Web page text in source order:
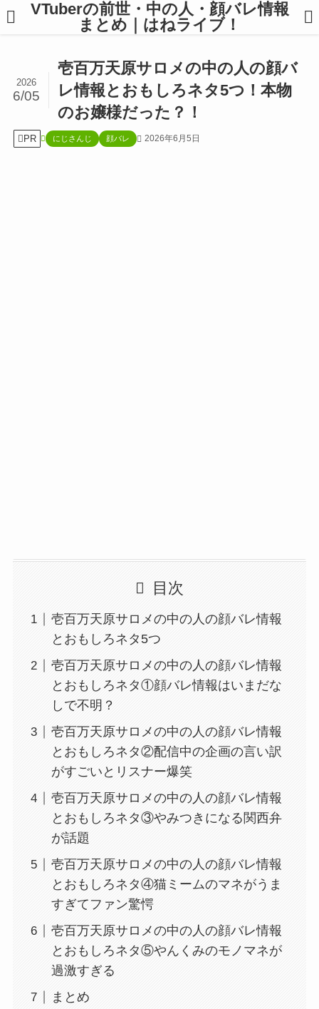
VTuberの前世・中の人・顔バレ情報
まとめ｜はねライブ！
壱百万天原サロメの中の人の顔バ
レ情報とおもしろネタ5つ！本物
のお嬢様だった？！
2026
6/05
PR にじさんじ 顔バレ 2026年6月5日
目次
壱百万天原サロメの中の人の顔バレ情報
とおもしろネタ5つ
壱百万天原サロメの中の人の顔バレ情報
とおもしろネタ①顔バレ情報はいまだな
しで不明？
壱百万天原サロメの中の人の顔バレ情報
とおもしろネタ②配信中の企画の言い訳
がすごいとリスナー爆笑
壱百万天原サロメの中の人の顔バレ情報
とおもしろネタ③やみつきになる関西弁
が話題
壱百万天原サロメの中の人の顔バレ情報
とおもしろネタ④猫ミームのマネがうま
すぎてファン驚愕
壱百万天原サロメの中の人の顔バレ情報
とおもしろネタ⑤やんくみのモノマネが
過激すぎる
まとめ